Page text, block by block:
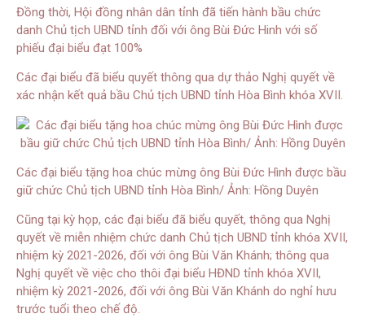
Đồng thời, Hội đồng nhân dân tỉnh đã tiến hành bầu chức
danh Chủ tịch UBND tỉnh đối với ông Bùi Đức Hinh với số
phiếu đại biểu đạt 100%
Các đại biểu đã biểu quyết thông qua dự thảo Nghị quyết về
xác nhận kết quả bầu Chủ tịch UBND tỉnh Hòa Bình khóa XVII.
Các đại biểu tặng hoa chúc mừng ông Bùi Đức Hình được bầu
giữ chức Chủ tịch UBND tỉnh Hòa Bình/ Ảnh: Hồng Duyên
Cũng tại kỳ họp, các đại biểu đã biểu quyết, thông qua Nghị
quyết về miễn nhiệm chức danh Chủ tịch UBND tỉnh khóa XVII,
nhiệm kỳ 2021-2026, đối với ông Bùi Văn Khánh; thông qua
Nghị quyết về việc cho thôi đại biểu HĐND tỉnh khóa XVII,
nhiệm kỳ 2021-2026, đối với ông Bùi Văn Khánh do nghỉ hưu
trước tuổi theo chế độ.